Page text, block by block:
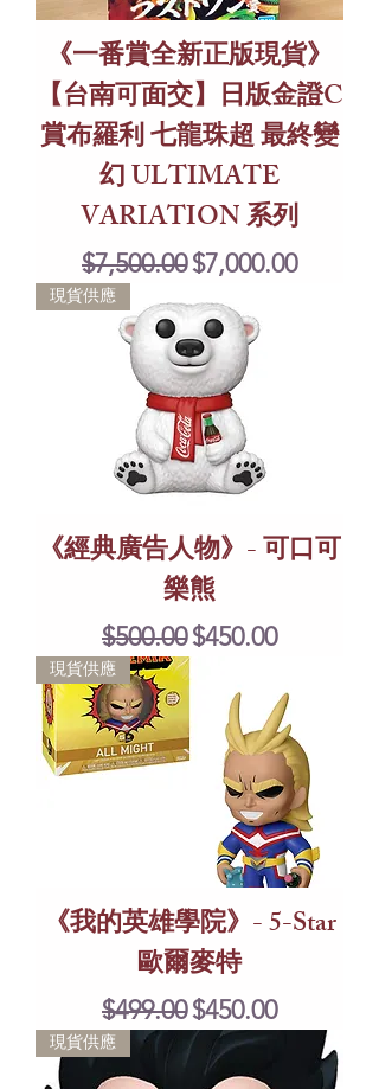
《一番賞全新正版現貨》
【台南可面交】日版金證C
賞布羅利 七龍珠超 最終變
幻 ULTIMATE
VARIATION 系列
Regular Price
$7,500.00Sale Price
$7,000.00
現貨供應
《經典廣告人物》- 可口可
樂熊
Regular Price
$500.00Sale Price
$450.00
現貨供應
《我的英雄學院》- 5-Star
歐爾麥特
Regular Price
$499.00Sale Price
$450.00
現貨供應